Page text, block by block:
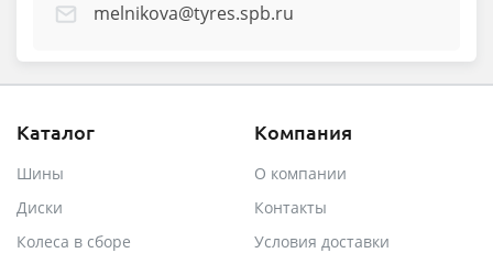
melnikova@tyres.spb.ru
Каталог
Шины
Диски
Колеса в сборе
Компания
О компании
Контакты
Условия доставки